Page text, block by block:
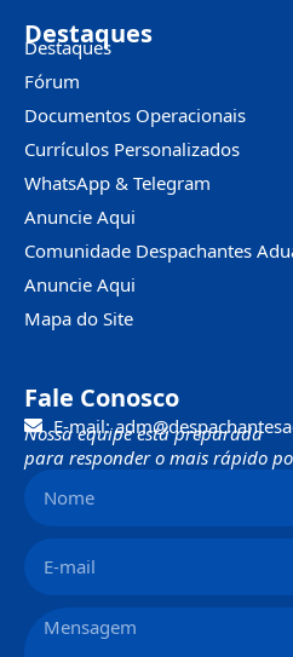
Destaques
Destaques
Fórum
Documentos Operacionais
Currículos Personalizados
WhatsApp & Telegram
Anuncie Aqui
Comunidade Despachantes
Anuncie Aqui
Mapa do Site
Fale Conosco
E-mail:
Nossa equipe está preparada
para responder o mais rápido